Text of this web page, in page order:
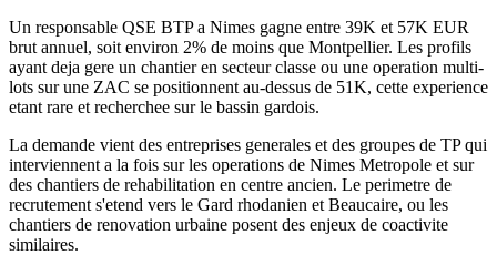
Un responsable QSE BTP a Nimes gagne entre 39K et 57K EUR
brut annuel, soit environ 2% de moins que Montpellier. Les profils
ayant deja gere un chantier en secteur classe ou une operation multi-
lots sur une ZAC se positionnent au-dessus de 51K, cette experience
etant rare et recherchee sur le bassin gardois.
La demande vient des entreprises generales et des groupes de TP qui
interviennent a la fois sur les operations de Nimes Metropole et sur
des chantiers de rehabilitation en centre ancien. Le perimetre de
recrutement s'etend vers le Gard rhodanien et Beaucaire, ou les
chantiers de renovation urbaine posent des enjeux de coactivite
similaires.